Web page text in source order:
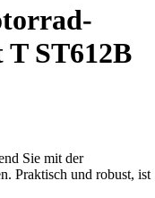
ST612B
Sie mit der
Praktisch und robust, ist